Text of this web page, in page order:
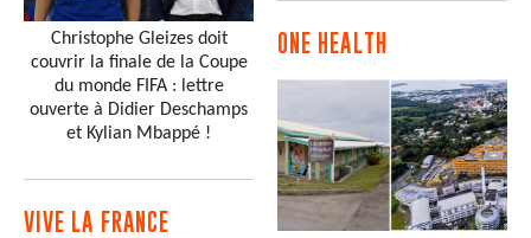
Christophe Gleizes doit
couvrir la finale de la Coupe
du monde FIFA : lettre
ouverte à Didier Deschamps
et Kylian Mbappé !
VIVE LA FRANCE
ONE HEALTH